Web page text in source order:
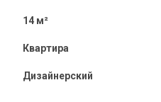
14 м²
Квартира
Дизайнерский